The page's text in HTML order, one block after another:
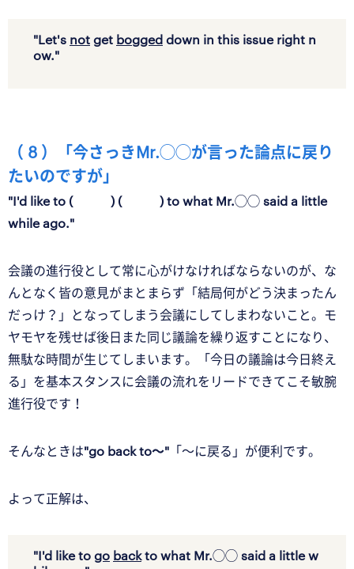
"Let's not get bogged down in this issue right n
ow."
（ 8 ）「今さっきMr.◯◯が言った論点に戻り
たいのですが」
"I'd like to ( ) ( ) to what Mr.◯◯ said a little
while ago."
会議の進行役として常に心がけなければならないのが、な
んとなく皆の意見がまとまらず「結局何がどう決まったん
だっけ？」となってしまう会議にしてしまわないこと。モ
ヤモヤを残せば後日また同じ議論を繰り返すことになり、
無駄な時間が生じてしまいます。「今日の議論は今日終え
る」を基本スタンスに会議の流れをリードできてこそ敏腕
進行役です！
そんなときは"go back to〜" 「〜に戻る」が便利です。
よって正解は、
"I'd like to go backto what Mr.◯◯ said a little w